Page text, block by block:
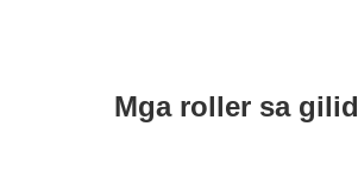
Mga roller sa gilid